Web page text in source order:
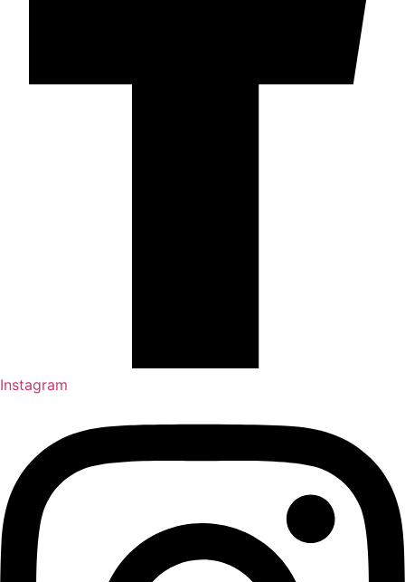
Instagram